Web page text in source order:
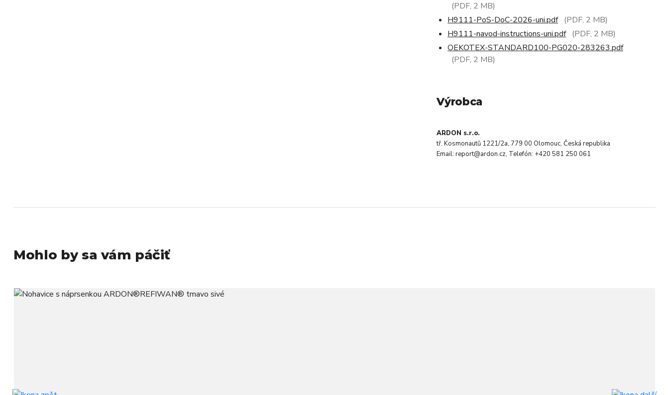
(PDF, 2 MB)
H9111-PoS-DoC-2026-uni.pdf (PDF, 2 MB)
H9111-navod-instructions-uni.pdf (PDF, 2 MB)
OEKOTEX-STANDARD100-PG020-283263.pdf
(PDF, 2 MB)
Výrobca
ARDON s.r.o.
tř. Kosmonautů 1221/2a, 779 00 Olomouc, Česká republika
Email: report@ardon.cz, Telefón: +420 581 250 061
Mohlo by sa vám páčiť